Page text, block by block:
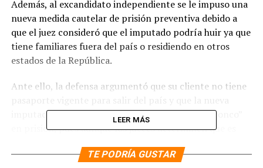
Además, al excandidato independiente se le impuso una
nueva medida cautelar de prisión preventiva debido a
que el juez consideró que el imputado podría huir ya que
tiene familiares fuera del país o residiendo en otros
estados de la República.
Ante ello, la defensa argumentó que su cliente no tiene
imputación busca únicamente mantener a “El Bronco”
en prisión, pues aunque los jueces determinen que es
—, ahora deberá enfrentar el nuevo cargo.
LEER MÁS
TE PODRÍA GUSTAR